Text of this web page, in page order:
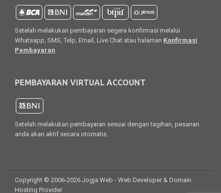
Setelah melakukan pembayaran segera konfirmasi melalui
Whatsapp, SMS, Telp, Email, Live Chat atau halaman Konfirmasi
Pembayaran.
PEMBAYARAN VIRTUAL ACCOUNT
Setelah melakukan pembayaran sesuai dengan tagihan, pesanan
anda akan aktif secara otomatis.
Copyright © 2006-2026 Jogja Web - Web Developer & Domain
Hosting Provider